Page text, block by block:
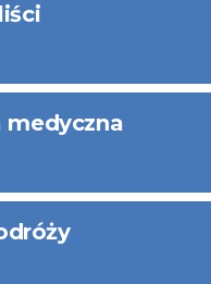
medyczna